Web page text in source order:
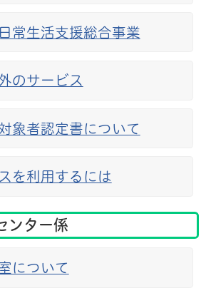
常生活支援総合事業
のサービス
象者認定書について
を利用するには
ンター係
について